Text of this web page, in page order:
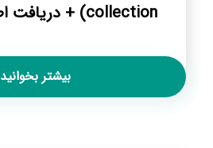
collection) + دریافت اطلاعات تماس
بیشتر بخوانید